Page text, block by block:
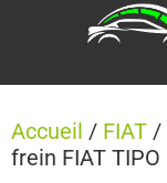
Accueil / FIAT /
frein FIAT TIPO